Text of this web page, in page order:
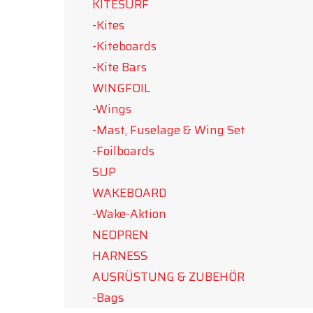
KITESURF
-Kites
-Kiteboards
-Kite Bars
WINGFOIL
-Wings
-Mast, Fuselage & Wing Set
-Foilboards
SUP
WAKEBOARD
-Wake-Aktion
NEOPREN
HARNESS
AUSRÜSTUNG & ZUBEHÖR
-Bags